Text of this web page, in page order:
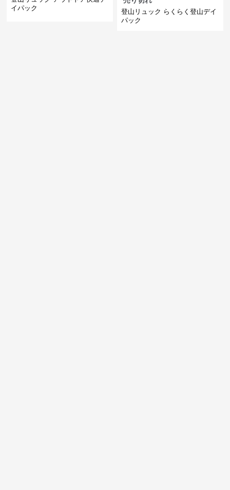
イパック
登山リュック らくらく登山デイ
パック